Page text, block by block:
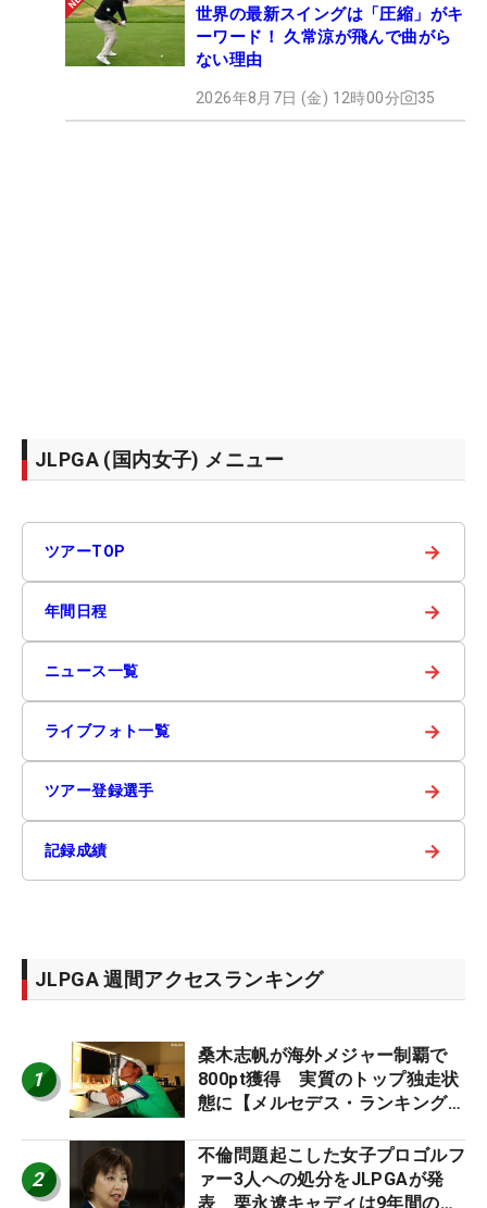
世界の最新スイングは「圧縮」がキ
ーワード！ 久常涼が飛んで曲がら
ない理由
2026年8月7日 (金) 12時00分 35
JLPGA (国内女子) メニュー
ツアーTOP →
年間日程 →
ニュース一覧 →
ライブフォト一覧 →
ツアー登録選手 →
記録成績 →
JLPGA 週間アクセスランキング
1
桑木志帆が海外メジャー制覇で
800pt獲得 実質のトップ独走状
態に【メルセデス・ランキング番
2
不倫問題起こした女子プロゴルフ
ァー3人への処分をJLPGAが発
表 栗永遼キャディは9年間の立